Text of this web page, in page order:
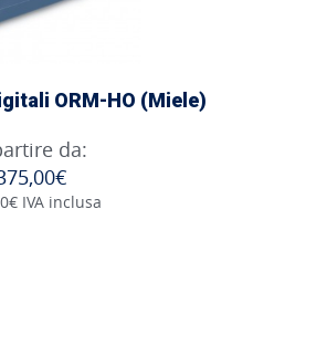
ORM-HO (Miele)
da:
IVA inclusa